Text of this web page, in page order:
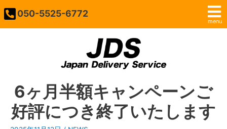
menu
050-5525-6772
6ヶ月半額キャンペーンご
好評につき終了いたします